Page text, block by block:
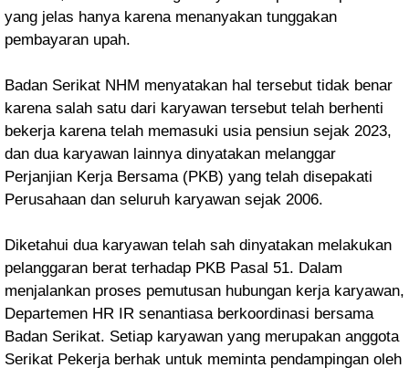
yang jelas hanya karena menanyakan tunggakan
pembayaran upah.
Badan Serikat NHM menyatakan hal tersebut tidak benar
karena salah satu dari karyawan tersebut telah berhenti
bekerja karena telah memasuki usia pensiun sejak 2023,
dan dua karyawan lainnya dinyatakan melanggar
Perjanjian Kerja Bersama (PKB) yang telah disepakati
Perusahaan dan seluruh karyawan sejak 2006.
Diketahui dua karyawan telah sah dinyatakan melakukan
pelanggaran berat terhadap PKB Pasal 51. Dalam
menjalankan proses pemutusan hubungan kerja karyawan,
Departemen HR IR senantiasa berkoordinasi bersama
Badan Serikat. Setiap karyawan yang merupakan anggota
Serikat Pekerja berhak untuk meminta pendampingan oleh